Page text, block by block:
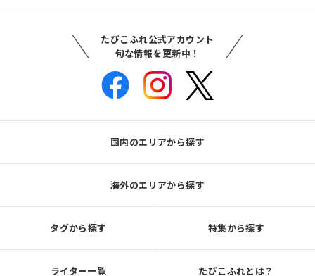
たびこふれ公式アカウント
旬な情報を更新中！
国内のエリアから探す
海外のエリアから探す
タグから探す 特集から探す
ライター一覧 たびこふれとは？